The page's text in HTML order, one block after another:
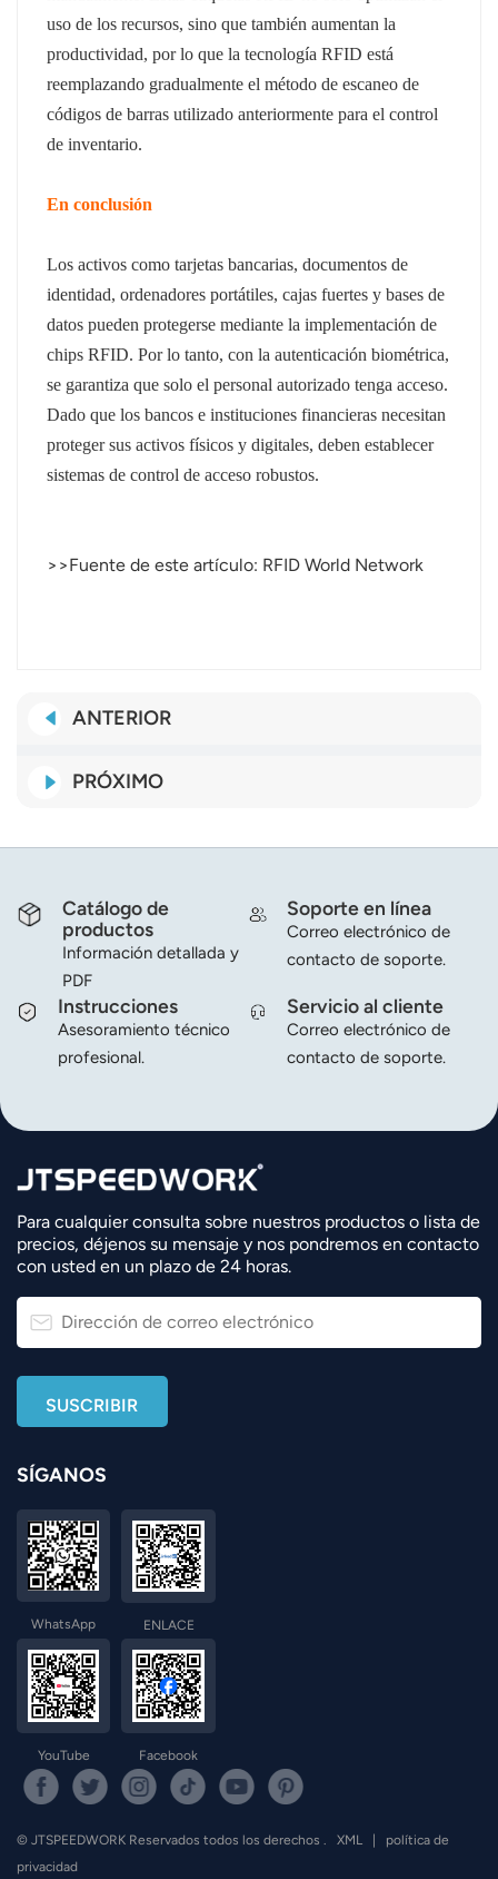
uso de los recursos, sino que también aumentan la
productividad, por lo que la tecnología RFID está
reemplazando gradualmente el método de escaneo de
códigos de barras utilizado anteriormente para el control
de inventario.
En conclusión
Los activos como tarjetas bancarias, documentos de
identidad, ordenadores portátiles, cajas fuertes y bases de
datos pueden protegerse mediante la implementación de
chips RFID. Por lo tanto, con la autenticación biométrica,
se garantiza que solo el personal autorizado tenga acceso.
Dado que los bancos e instituciones financieras necesitan
proteger sus activos físicos y digitales, deben establecer
sistemas de control de acceso robustos.
>>Fuente de este artículo: RFID World Network
ANTERIOR
PRÓXIMO
Catálogo de
productos
Información detallada y
PDF
Soporte en línea
Correo electrónico de
contacto de soporte.
Instrucciones
Asesoramiento técnico
profesional.
Servicio al cliente
Correo electrónico de
contacto de soporte.
Para cualquier consulta sobre nuestros productos o lista de
precios, déjenos su mensaje y nos pondremos en contacto
con usted en un plazo de 24 horas.
SÍGANOS
WhatsApp ENLACE
YouTube Facebook
© JTSPEEDWORK Reservados todos los derechos . XML |
política de
privacidad